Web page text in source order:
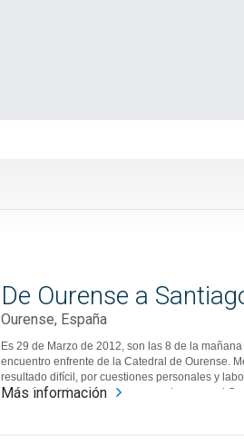
De Ourense a
Ourense, España
Es 29 de Marzo de 2012, son las 8 de la mañana
encuentro enfrente de la Catedral de Ourense.
resultado difícil, por cuestiones personales y
encontrar un hueco para recorrer de nuevo el
Más información